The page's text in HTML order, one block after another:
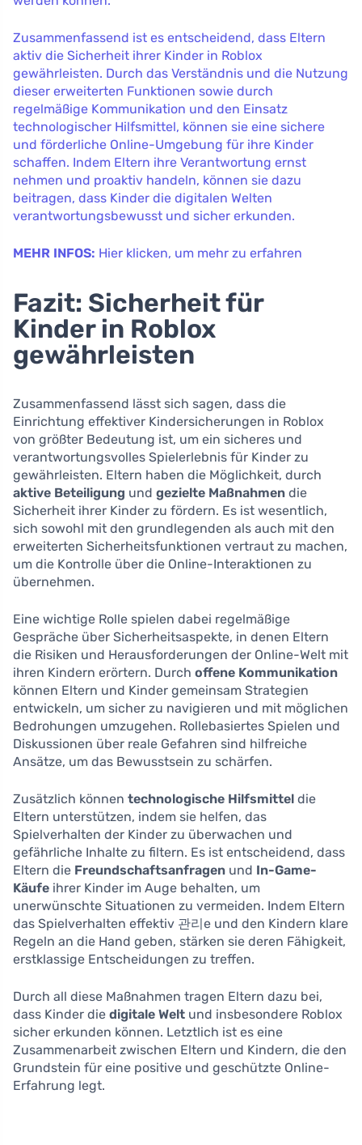
Zusammenfassend ist es entscheidend, dass Eltern
aktiv die Sicherheit ihrer Kinder in Roblox
gewährleisten. Durch das Verständnis und die Nutzung
dieser erweiterten Funktionen sowie durch
regelmäßige Kommunikation und den Einsatz
technologischer Hilfsmittel, können sie eine sichere
und förderliche Online-Umgebung für ihre Kinder
schaffen. Indem Eltern ihre Verantwortung ernst
nehmen und proaktiv handeln, können sie dazu
beitragen, dass Kinder die digitalen Welten
verantwortungsbewusst und sicher erkunden.
MEHR INFOS: Hier klicken, um mehr zu erfahren
Fazit: Sicherheit für
Kinder in Roblox
gewährleisten
Zusammenfassend lässt sich sagen, dass die
Einrichtung effektiver Kindersicherungen in Roblox
von größter Bedeutung ist, um ein sicheres und
verantwortungsvolles Spielerlebnis für Kinder zu
gewährleisten. Eltern haben die Möglichkeit, durch
aktive Beteiligung und gezielte Maßnahmen die
Sicherheit ihrer Kinder zu fördern. Es ist wesentlich,
sich sowohl mit den grundlegenden als auch mit den
erweiterten Sicherheitsfunktionen vertraut zu machen,
um die Kontrolle über die Online-Interaktionen zu
übernehmen.
Eine wichtige Rolle spielen dabei regelmäßige
Gespräche über Sicherheitsaspekte, in denen Eltern
die Risiken und Herausforderungen der Online-Welt mit
ihren Kindern erörtern. Durch offene Kommunikation
können Eltern und Kinder gemeinsam Strategien
entwickeln, um sicher zu navigieren und mit möglichen
Bedrohungen umzugehen. Rollebasiertes Spielen und
Diskussionen über reale Gefahren sind hilfreiche
Ansätze, um das Bewusstsein zu schärfen.
Zusätzlich können technologische Hilfsmittel die
Eltern unterstützen, indem sie helfen, das
Spielverhalten der Kinder zu überwachen und
gefährliche Inhalte zu filtern. Es ist entscheidend, dass
Eltern die Freundschaftsanfragen und In-Game-
Käufe ihrer Kinder im Auge behalten, um
unerwünschte Situationen zu vermeiden. Indem Eltern
das Spielverhalten effektiv 관리e und den Kindern klare
Regeln an die Hand geben, stärken sie deren Fähigkeit,
erstklassige Entscheidungen zu treffen.
Durch all diese Maßnahmen tragen Eltern dazu bei,
dass Kinder die digitale Welt und insbesondere Roblox
sicher erkunden können. Letztlich ist es eine
Zusammenarbeit zwischen Eltern und Kindern, die den
Grundstein für eine positive und geschützte Online-
Erfahrung legt.